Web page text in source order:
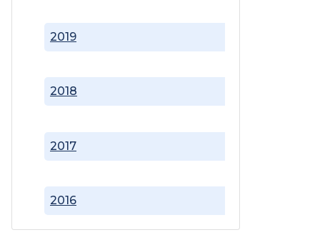
2016
2017
2018
2019